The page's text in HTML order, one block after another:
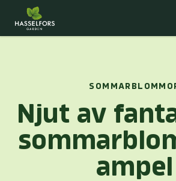
Njut av
ampel